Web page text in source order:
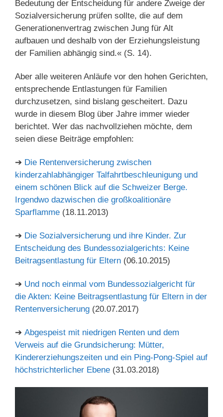
Bedeutung der Entscheidung für andere Zweige der
Sozialversicherung prüfen sollte, die auf dem
Generationenvertrag zwischen Jung für Alt
aufbauen und deshalb von der Erziehungsleistung
der Familien abhängig sind.« (S. 14).
Aber alle weiteren Anläufe vor den hohen Gerichten,
entsprechende Entlastungen für Familien
durchzusetzen, sind bislang gescheitert. Dazu
wurde in diesem Blog über Jahre immer wieder
berichtet. Wer das nachvollziehen möchte, dem
seien diese Beiträge empfohlen:
➔ Die Rentenversicherung zwischen
kinderzahlabhängiger Talfahrtbeschleunigung und
einem schönen Blick auf die Schweizer Berge.
Irgendwo dazwischen die großkoalitionäre
Sparflamme (18.11.2013)
➔ Die Sozialversicherung und ihre Kinder. Zur
Entscheidung des Bundessozialgerichts: Keine
Beitragsentlastung für Eltern (06.10.2015)
➔ Und noch einmal vom Bundessozialgericht für
die Akten: Keine Beitragsentlastung für Eltern in der
Rentenversicherung (20.07.2017)
➔ Abgespeist mit niedrigen Renten und dem
Verweis auf die Grundsicherung: Mütter,
Kindererziehungszeiten und ein Ping-Pong-Spiel auf
höchstrichterlicher Ebene (31.03.2018)